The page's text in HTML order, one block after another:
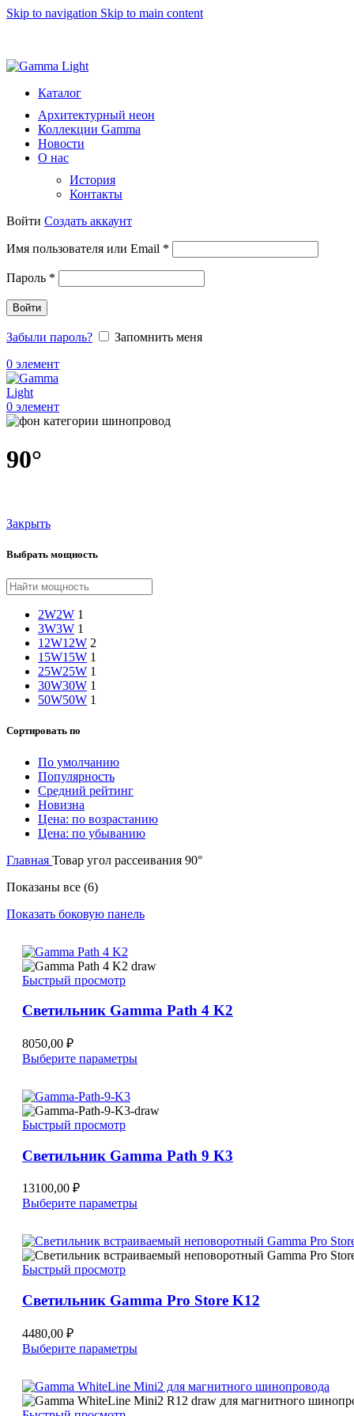
Skip to navigation Skip to main content
Каталог
Архитектурный неон
Коллекции Gamma
Новости
О нас
История
Контакты
Войти Создать аккаунт
Имя пользователя или Email *
Пароль *
Войти
Забыли пароль?
Запомнить меня
0 элемент
0 элемент
90°
Закрыть
Выбрать мощность
2W2W 1
3W3W 1
12W12W 2
15W15W 1
25W25W 1
30W30W 1
50W50W 1
Сортировать по
По умолчанию
Популярность
Средний рейтинг
Новизна
Цена: по возрастанию
Цена: по убыванию
Главная Товар угол рассеивания 90°
Показаны все (6)
Показать боковую панель
Быстрый просмотр
Светильник Gamma Path 4 K2
8050,00 ₽
Выберите параметрыЭтот
вариаций.
выбрать
товара.
Быстрый просмотр
Светильник Gamma Path 9 K3
13100,00 ₽
Выберите параметрыЭтот
несколько
вариаций.
выбрать
товара.
Быстрый просмотр
Светильник Gamma Pro Store K12
4480,00 ₽
Выберите параметрыЭтот
несколько
вариаций.